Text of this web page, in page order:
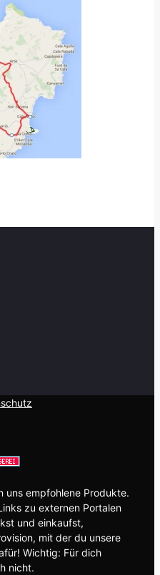
uns empfohlene Produkte.
zu externen Portalen
und einkaufst,
mit der du unsere
Wichtig: Für dich
nicht.